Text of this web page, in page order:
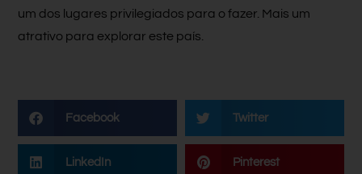
um dos lugares privilegiados para o fazer. Mais um
atrativo para explorar este país.
Facebook Twitter
LinkedIn Pinterest